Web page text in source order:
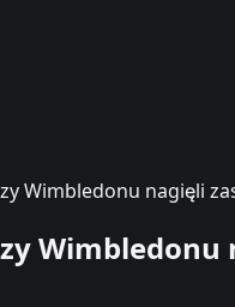
Wimbledonu nagięli